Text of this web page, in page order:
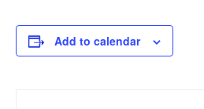
Add to calendar